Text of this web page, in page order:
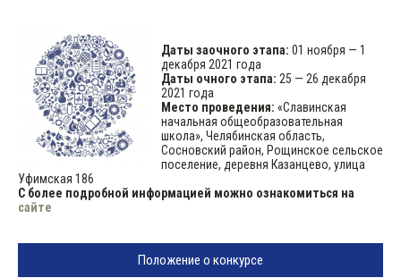
Даты заочного этапа: 01 ноября — 1
декабря 2021 года
Даты очного этапа: 25 — 26 декабря
2021 года
Место проведения: «Славинская
начальная общеобразовательная
школа», Челябинская область,
Сосновский район, Рощинское сельское
поселение, деревня Казанцево, улица
Уфимская 186
С более подробной информацией можно ознакомиться на
сайте
Положение о конкурсе